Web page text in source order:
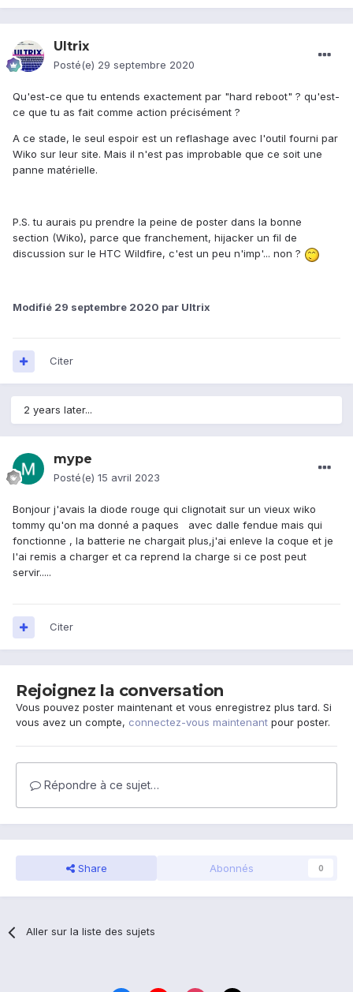
n'hésitez pas à demander.
Ultrix
Posté(e) 29 septembre 2020
Qu'est-ce que tu entends exactement par "hard reboot" ? qu'est-
ce que tu as fait comme action précisément ?
A ce stade, le seul espoir est un reflashage avec l'outil fourni par
Wiko sur leur site. Mais il n'est pas improbable que ce soit une
panne matérielle.
P.S. tu aurais pu prendre la peine de poster dans la bonne
section (Wiko), parce que franchement, hijacker un fil de
discussion sur le HTC Wildfire, c'est un peu n'imp'... non ?
Modifié 29 septembre 2020 par Ultrix
Citer
2 years later...
mype
Posté(e) 15 avril 2023
Bonjour j'avais la diode rouge qui clignotait sur un vieux wiko
tommy qu'on ma donné a paques avec dalle fendue mais qui
fonctionne , la batterie ne chargait plus,j'ai enleve la coque et je
l'ai remis a charger et ca reprend la charge si ce post peut
servir.....
Citer
Rejoignez la conversation
Vous pouvez poster maintenant et vous enregistrez plus tard. Si
vous avez un compte, connectez-vous maintenant pour poster.
Répondre à ce sujet…
Share Abonnés 0
Aller sur la liste des sujets